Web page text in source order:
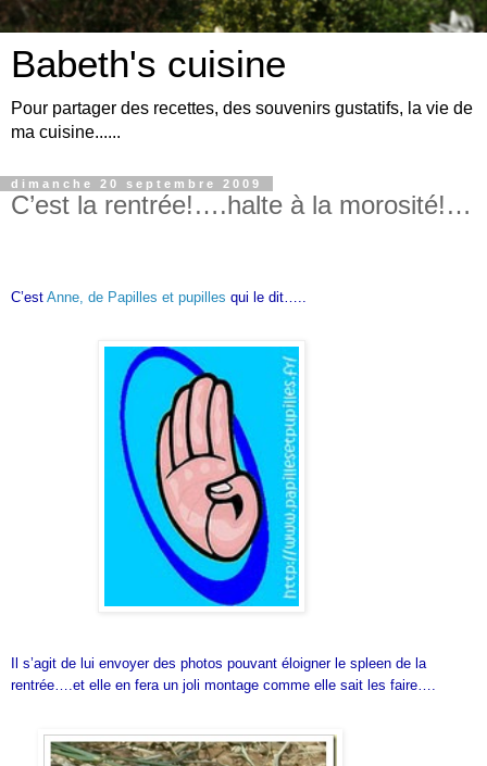
Babeth's cuisine
Pour partager des recettes, des souvenirs gustatifs, la vie de
ma cuisine......
dimanche 20 septembre 2009
C’est la rentrée!….halte à la morosité!…
C’est Anne, de Papilles et pupilles qui le dit…..
Il s’agit de lui envoyer des photos pouvant éloigner le spleen de la
rentrée….et elle en fera un joli montage comme elle sait les faire….